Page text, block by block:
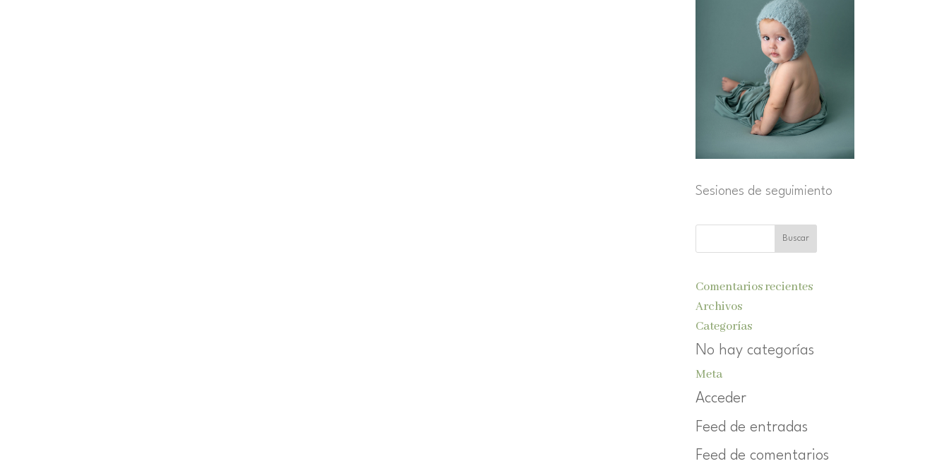
Sesiones de seguimiento
Comentarios recientes
Archivos
Categorías
No hay categorías
Meta
Acceder
Feed de entradas
Feed de comentarios